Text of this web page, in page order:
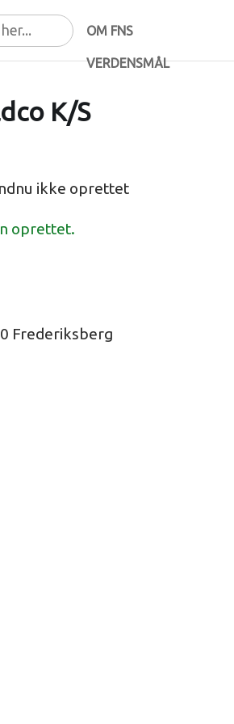
OM FNS
VERDENSMÅL
K/S
ikke oprettet
oprettet.
Frederiksberg